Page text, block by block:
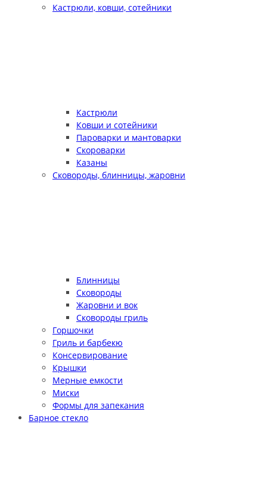
Кастрюли, ковши, сотейники
Кастрюли
Ковши и сотейники
Пароварки и мантоварки
Скороварки
Казаны
Сковороды, блинницы, жаровни
Блинницы
Сковороды
Жаровни и вок
Сковороды гриль
Горшочки
Гриль и барбекю
Консервирование
Крышки
Мерные емкости
Миски
Формы для запекания
Барное стекло